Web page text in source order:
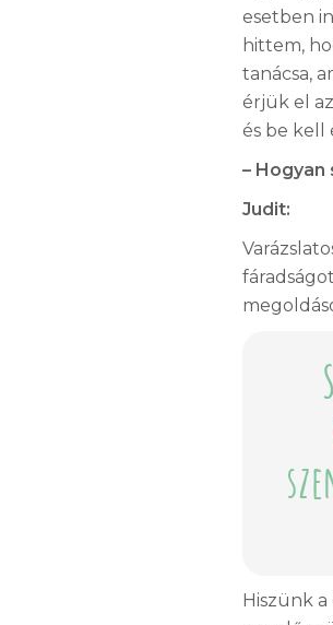
esetben
hittem,
tanácsa,
érjük el
és be kell
–
Judit:
Hiszünk a